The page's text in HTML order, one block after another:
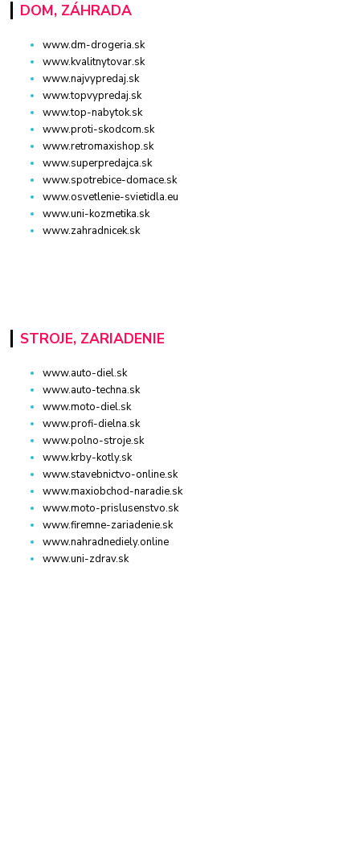
DOM, ZÁHRADA
www.dm-drogeria.sk
www.kvalitnytovar.sk
www.najvypredaj.sk
www.topvypredaj.sk
www.top-nabytok.sk
www.proti-skodcom.sk
www.retromaxishop.sk
www.superpredajca.sk
www.spotrebice-domace.sk
www.osvetlenie-svietidla.eu
www.uni-kozmetika.sk
www.zahradnicek.sk
STROJE, ZARIADENIE
www.auto-diel.sk
www.auto-techna.sk
www.moto-diel.sk
www.profi-dielna.sk
www.polno-stroje.sk
www.krby-kotly.sk
www.stavebnictvo-online.sk
www.maxiobchod-naradie.sk
www.moto-prislusenstvo.sk
www.firemne-zariadenie.sk
www.nahradnediely.online
www.uni-zdrav.sk